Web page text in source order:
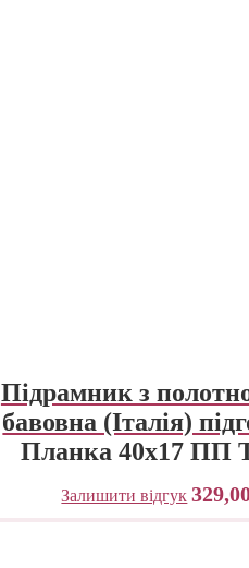
Підрамник з
бавовна (Італія)
Планка 40х17 ПП
Залишити відгук